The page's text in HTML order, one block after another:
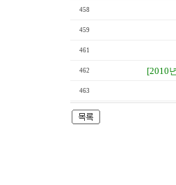
458
459
461
462 [2010
463